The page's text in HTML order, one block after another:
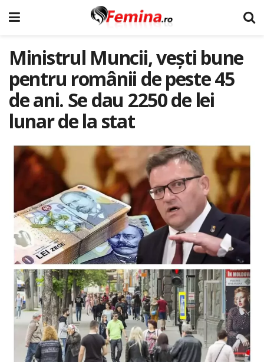
Ministrul Muncii, veşti bune
pentru românii de peste 45
de ani. Se dau 2250 de lei
lunar de la stat